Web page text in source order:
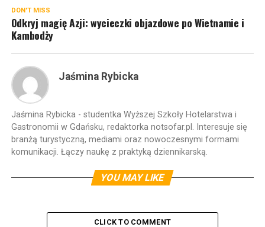
DON'T MISS
Odkryj magię Azji: wycieczki objazdowe po Wietnamie i
Kambodży
Jaśmina Rybicka
Jaśmina Rybicka - studentka Wyższej Szkoły Hotelarstwa i
Gastronomii w Gdańsku, redaktorka notsofar.pl. Interesuje się
branżą turystyczną, mediami oraz nowoczesnymi formami
komunikacji. Łączy naukę z praktyką dziennikarską.
YOU MAY LIKE
CLICK TO COMMENT